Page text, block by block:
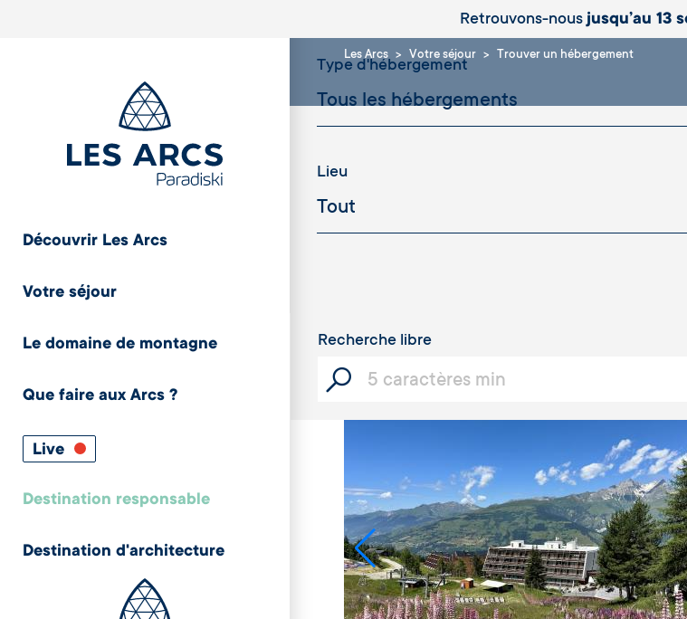
Retrouvons-nousjusqu’au 13
Découvrir Les Arcs
Votre séjour
Le domaine de montagne
Que faire aux Arcs ?
Live
Destination responsable
Destination d'architecture
Les Arcs Votre séjour Trouver un hébergement
Type d'hébergement
Lieu
Recherche libre
Capacité